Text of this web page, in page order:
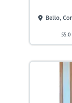
Bello,
55.0